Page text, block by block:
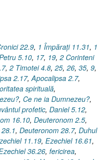
22.9, 1 Împăraţi 11.31, 1
5.10, 17, 19, 2 Corinteni
, 2 Timotei 4.8, 25, 26, 35, 9,
2.17,Apocalipsa 2.7,
spirituală,
, Ce ne ia Dumnezeu?,
profetic, Daniel 5.12,
16.10, Deuteronom 2.5,
, Deuteronom 28.7, Duhul
11.19, Ezechiel 16.61,
36.26, fericirea,